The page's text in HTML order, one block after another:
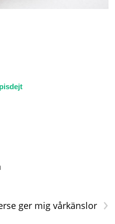
›
ger mig vårkänslor